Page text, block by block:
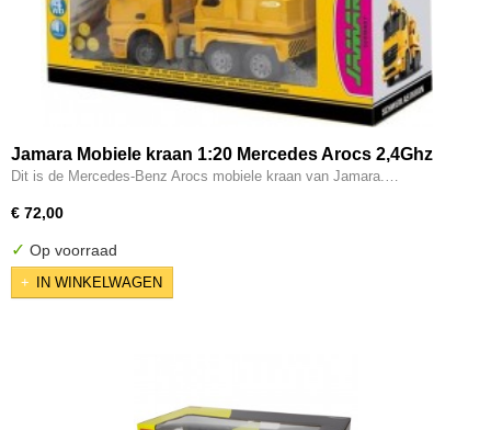
Jamara Mobiele kraan 1:20 Mercedes Arocs 2,4Ghz
Dit is de Mercedes-Benz Arocs mobiele kraan van Jamara.…
€ 72,00
✓ Op voorraad
IN WINKELWAGEN